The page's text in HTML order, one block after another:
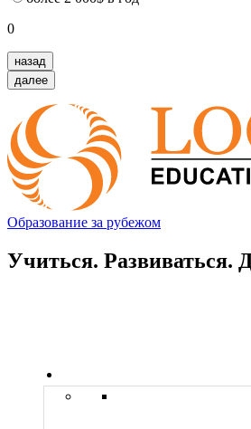
0
назад
далее
Образование за рубежом
Учиться. Развиваться.